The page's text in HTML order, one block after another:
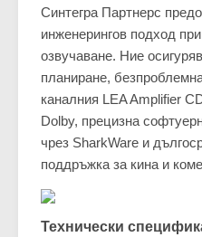
Синтегра Партнерс
инженерингов подход
озвучаване. Ние
планиране,
каналния LEA Amplifier
Dolby, прецизна
чрез SharkWare и
поддръжка за кина и
Технически